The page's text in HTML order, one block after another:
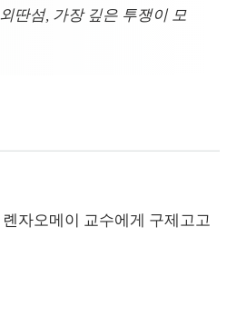
딴섬, 가장 깊은 투쟁이 모
자오메이 교수에게 구제고고